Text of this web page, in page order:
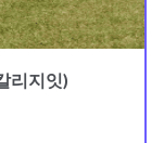
리지잇)